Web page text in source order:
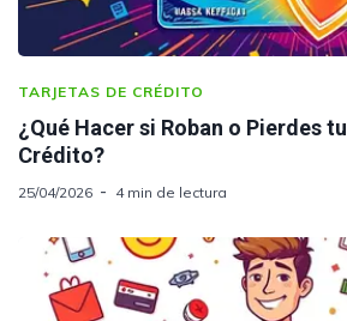
TARJETAS DE CRÉDITO
¿Qué Hacer si Roban o Pierdes
Crédito?
25/04/2026 4 min de lectura